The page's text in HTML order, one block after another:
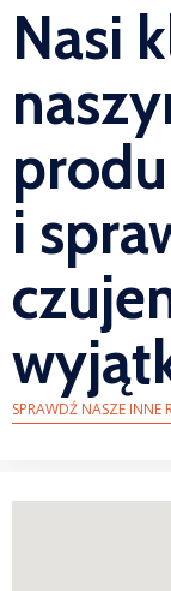
Nasi
i
SPRAWDŹ NASZE INNE